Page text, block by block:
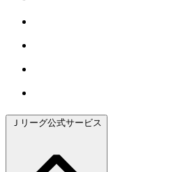
Ｊリーグ公式サービス